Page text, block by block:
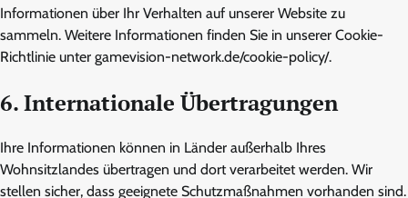
Informationen über Ihr Verhalten auf unserer Website zu
sammeln. Weitere Informationen finden Sie in unserer Cookie-
Richtlinie unter gamevision-network.de/cookie-policy/.
6. Internationale Übertragungen
Ihre Informationen können in Länder außerhalb Ihres
Wohnsitzlandes übertragen und dort verarbeitet werden. Wir
stellen sicher, dass geeignete Schutzmaßnahmen vorhanden sind.